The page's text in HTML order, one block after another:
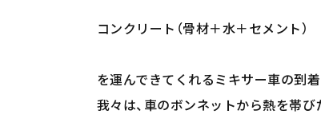
コンクリート（骨材＋水＋セメント）
を運んできてくれるミキサー車の到着
我々は、車のボンネットから熱を帯